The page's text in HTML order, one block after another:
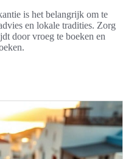
is het belangrijk om te
en lokale tradities. Zorg
door vroeg te boeken en